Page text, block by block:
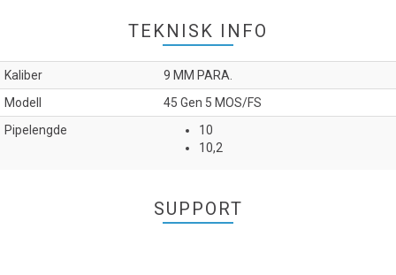
TEKNISK INFO
Kaliber
9 MM PARA.
Modell
45 Gen 5 MOS/FS
Pipelengde
10
10,2
SUPPORT